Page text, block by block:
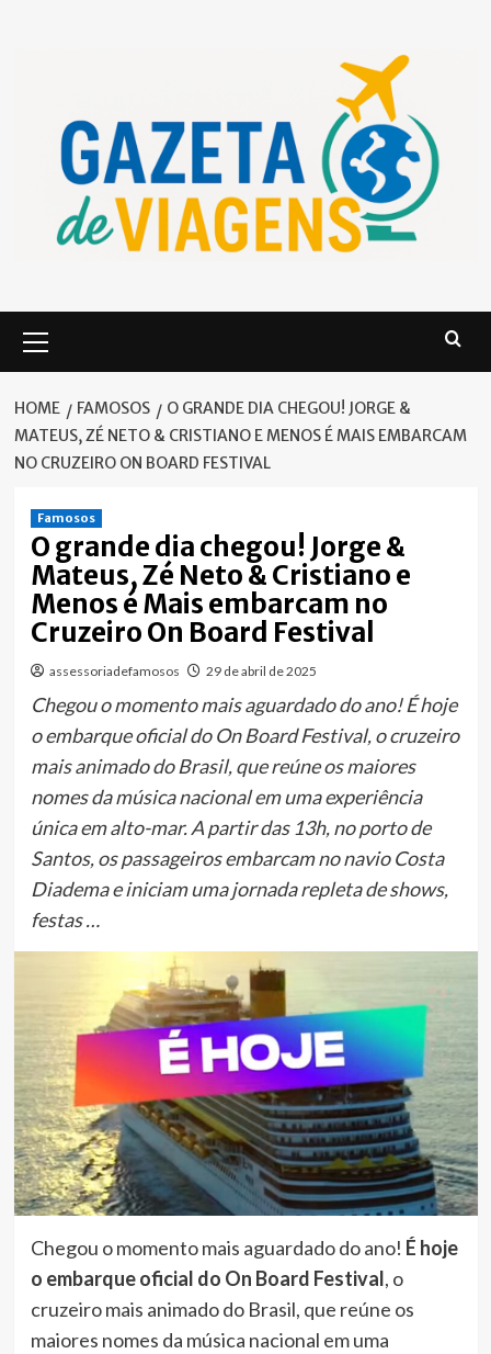
Menu
HOME FAMOSOS
O GRANDE DIA CHEGOU! JORGE &
MATEUS, ZÉ NETO & CRISTIANO E MENOS É MAIS EMBARCAM
NO CRUZEIRO ON BOARD FESTIVAL
Famosos
O grande dia chegou! Jorge &
Mateus, Zé Neto & Cristiano e
Menos é Mais embarcam no
Cruzeiro On Board Festival
assessoriadefamosos 29 de abril de 2025
Chegou o momento mais aguardado do ano! É hoje
o embarque oficial do On Board Festival, o cruzeiro
mais animado do Brasil, que reúne os maiores
nomes da música nacional em uma experiência
única em alto-mar. A partir das 13h, no porto de
Santos, os passageiros embarcam no navio Costa
Diadema e iniciam uma jornada repleta de shows,
festas …
Chegou o momento mais aguardado do ano! É hoje
o embarque oficial do On Board Festival, o
cruzeiro mais animado do Brasil, que reúne os
maiores nomes da música nacional em uma